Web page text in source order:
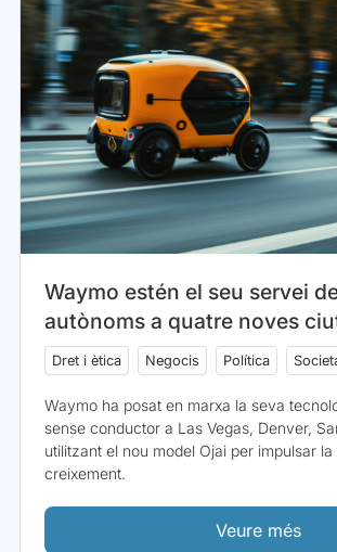
Waymo estén el seu servei
autònoms a quatre noves
Dret i ètica Negocis Política
Waymo ha posat en marxa la seva
sense conductor a Las Vegas, Denver,
utilitzant el nou model Ojai per impulsar
creixement.
Veure més